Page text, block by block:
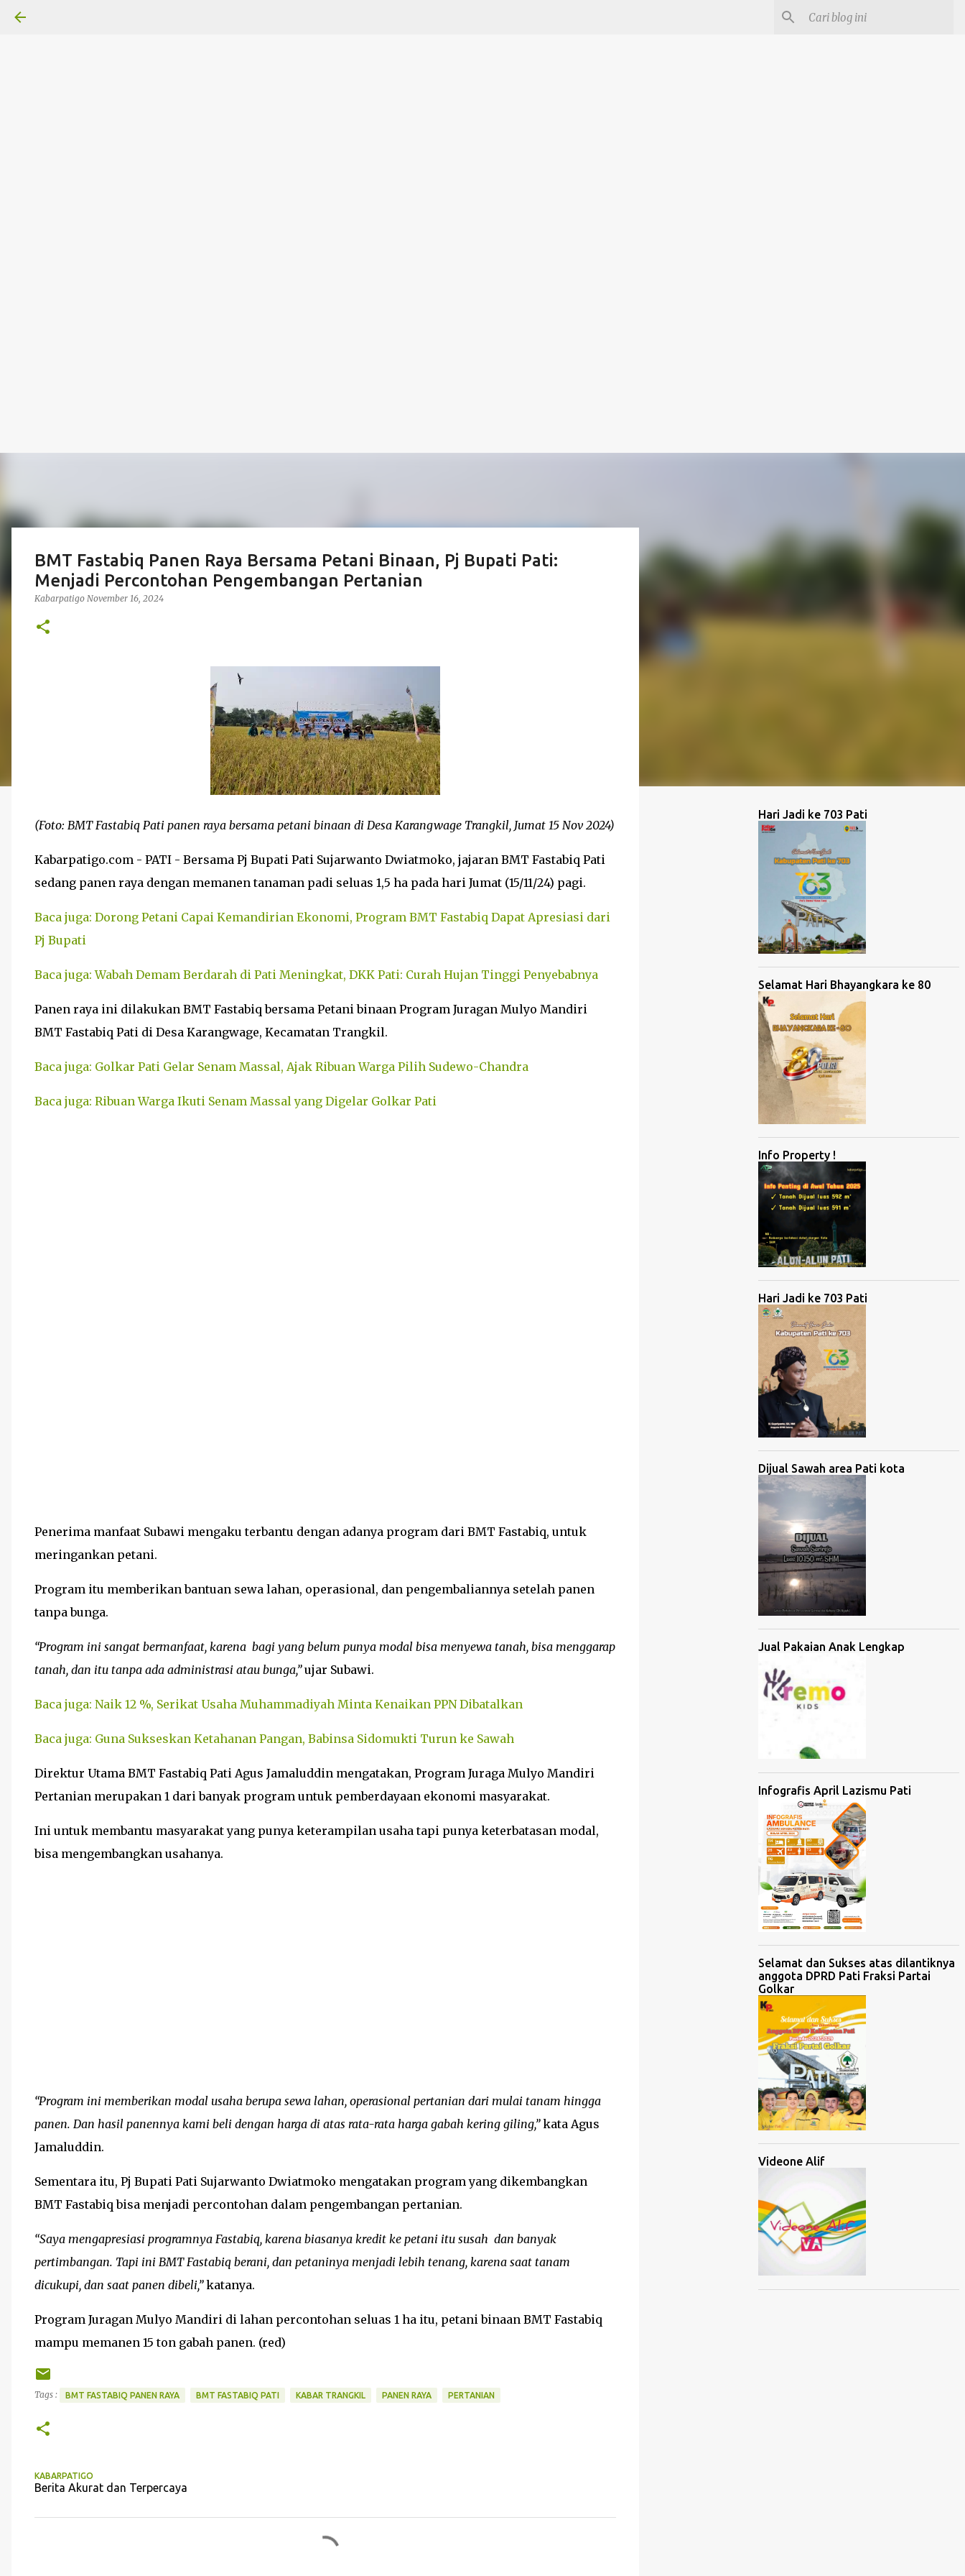
BMT Fastabiq Panen Raya Bersama Petani Binaan, Pj Bupati Pati:
Menjadi Percontohan Pengembangan Pertanian
Kabarpatigo November 16, 2024
(Foto: BMT Fastabiq Pati panen raya bersama petani binaan di Desa Karangwage Trangkil, Jumat 15 Nov 2024)
Kabarpatigo.com - PATI - Bersama Pj Bupati Pati Sujarwanto Dwiatmoko, jajaran BMT Fastabiq Pati
sedang panen raya dengan memanen tanaman padi seluas 1,5 ha pada hari Jumat (15/11/24) pagi.
Baca juga: Dorong Petani Capai Kemandirian Ekonomi, Program BMT Fastabiq Dapat Apresiasi dari
Pj Bupati
Baca juga: Wabah Demam Berdarah di Pati Meningkat, DKK Pati: Curah Hujan Tinggi Penyebabnya
Panen raya ini dilakukan BMT Fastabiq bersama Petani binaan Program Juragan Mulyo Mandiri
BMT Fastabiq Pati di Desa Karangwage, Kecamatan Trangkil.
Baca juga: Golkar Pati Gelar Senam Massal, Ajak Ribuan Warga Pilih Sudewo-Chandra
Baca juga: Ribuan Warga Ikuti Senam Massal yang Digelar Golkar Pati
Penerima manfaat Subawi mengaku terbantu dengan adanya program dari BMT Fastabiq, untuk
meringankan petani.
Program itu memberikan bantuan sewa lahan, operasional, dan pengembaliannya setelah panen
tanpa bunga.
“Program ini sangat bermanfaat, karena bagi yang belum punya modal bisa menyewa tanah, bisa menggarap
tanah, dan itu tanpa ada administrasi atau bunga,”ujar Subawi.
Baca juga: Naik 12 %, Serikat Usaha Muhammadiyah Minta Kenaikan PPN Dibatalkan
Baca juga: Guna Sukseskan Ketahanan Pangan, Babinsa Sidomukti Turun ke Sawah
Direktur Utama BMT Fastabiq Pati Agus Jamaluddin mengatakan, Program Juraga Mulyo Mandiri
Pertanian merupakan 1 dari banyak program untuk pemberdayaan ekonomi masyarakat.
Ini untuk membantu masyarakat yang punya keterampilan usaha tapi punya keterbatasan modal,
bisa mengembangkan usahanya.
“Program ini memberikan modal usaha berupa sewa lahan, operasional pertanian dari mulai tanam hingga
panen. Dan hasil panennya kami beli dengan harga di atas rata-rata harga gabah kering giling,”kata Agus
Jamaluddin.
Sementara itu, Pj Bupati Pati Sujarwanto Dwiatmoko mengatakan program yang dikembangkan
BMT Fastabiq bisa menjadi percontohan dalam pengembangan pertanian.
“Saya mengapresiasi programnya Fastabiq, karena biasanya kredit ke petani itu susah dan banyak
pertimbangan. Tapi ini BMT Fastabiq berani, dan petaninya menjadi lebih tenang, karena saat tanam
dicukupi, dan saat panen dibeli,”katanya.
Program Juragan Mulyo Mandiri di lahan percontohan seluas 1 ha itu, petani binaan BMT Fastabiq
mampu memanen 15 ton gabah panen. (red)
Tags : BMT FASTABIQ PANEN RAYA BMT FASTABIQ PATI KABAR TRANGKIL PANEN RAYA PERTANIAN
KABARPATIGO
Berita Akurat dan Terpercaya
Hari Jadi ke 703 Pati
Selamat Hari Bhayangkara ke 80
Info Property !
Hari Jadi ke 703 Pati
Dijual Sawah area Pati kota
Jual Pakaian Anak Lengkap
Infografis April Lazismu Pati
Selamat dan Sukses atas dilantiknya
anggota DPRD Pati Fraksi Partai
Golkar
Videone Alif